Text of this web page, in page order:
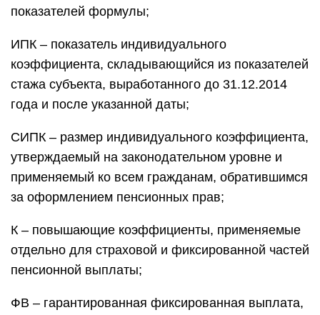
показателей формулы;
ИПК – показатель индивидуального
коэффициента, складывающийся из показателей
стажа субъекта, выработанного до 31.12.2014
года и после указанной даты;
СИПК – размер индивидуального коэффициента,
утверждаемый на законодательном уровне и
применяемый ко всем гражданам, обратившимся
за оформлением пенсионных прав;
К – повышающие коэффициенты, применяемые
отдельно для страховой и фиксированной частей
пенсионной выплаты;
ФВ – гарантированная фиксированная выплата,